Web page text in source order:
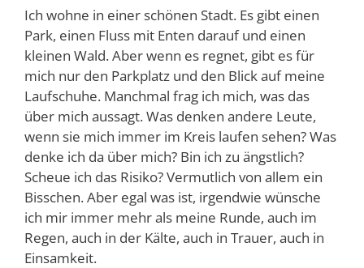
Ich wohne in einer schönen Stadt. Es gibt einen
Park, einen Fluss mit Enten darauf und einen
kleinen Wald. Aber wenn es regnet, gibt es für
mich nur den Parkplatz und den Blick auf meine
Laufschuhe. Manchmal frag ich mich, was das
über mich aussagt. Was denken andere Leute,
wenn sie mich immer im Kreis laufen sehen? Was
denke ich da über mich? Bin ich zu ängstlich?
Scheue ich das Risiko? Vermutlich von allem ein
Bisschen. Aber egal was ist, irgendwie wünsche
ich mir immer mehr als meine Runde, auch im
Regen, auch in der Kälte, auch in Trauer, auch in
Einsamkeit.